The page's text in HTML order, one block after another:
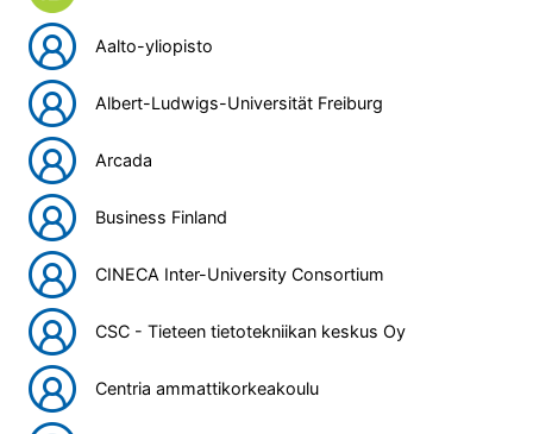
Aalto-yliopisto
Albert-Ludwigs-Universität Freiburg
Arcada
Business Finland
CINECA Inter-University Consortium
CSC - Tieteen tietotekniikan keskus Oy
Centria ammattikorkeakoulu